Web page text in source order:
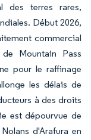
des terres rares,
Début 2026,
commercial
Mountain Pass
pour le raffinage
les délais de
à des droits
est dépourvue de
d'Arafura en